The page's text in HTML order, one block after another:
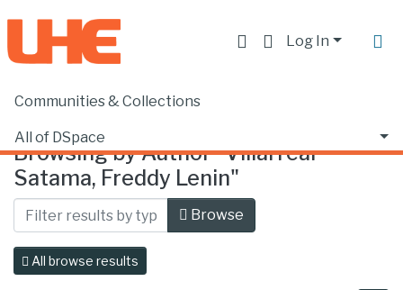
Log In
Communities & Collections
All of DSpace
Home Browse by Author
Browsing by Author "Villarreal
Satama, Freddy Lenin"
Browse
All browse results